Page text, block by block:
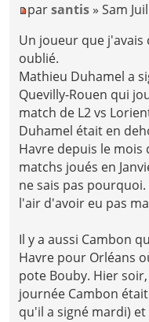
parsantis » Sam
Un joueur que
oublié.
Mathieu Duhamel a
Quevilly-Rouen qui
match de L2 vs
Duhamel était en
Havre depuis le mois
matchs joués en
ne sais pas pourquoi.
l'air d'avoir eu pas
Il y a aussi Cambon
Havre pour Orléans
pote Bouby. Hier
journée Cambon
qu'il a signé mardi)